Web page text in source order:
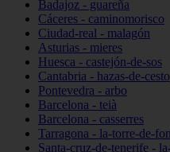
Badajoz - guareña
Cáceres - caminomorisco
Ciudad-real - malagón
Asturias - mieres
Huesca - castejón-de-sos
Cantabria - hazas-de-cesto
Pontevedra - arbo
Barcelona - teià
Barcelona - casserres
Tarragona - la-torre-de-
Santa-cruz-de-tenerife -